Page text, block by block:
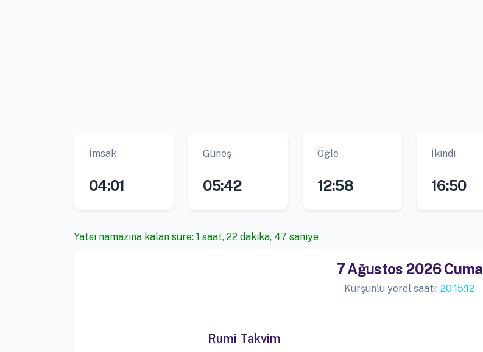
İmsak
04:01
Güneş
05:42
Öğle
12:58
İkindi
16:50
Yatsı namazına kalan süre: 1 saat, 22 dakika, 47 saniye
7 Ağustos 2026 Cuma
Kurşunlu yerel saati: 20:15:12
Rumi Takvim